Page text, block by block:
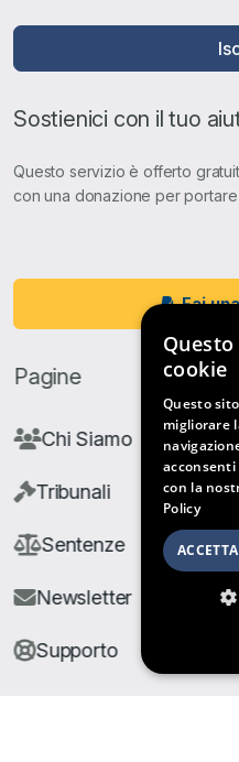
Sostienici con il tuo
Questo servizio è offerto
con una donazione per
Fai
Pagine
Chi Siamo
Tribunali
Sentenze
Newsletter
Supporto
cookie
Questo
migliorare
con la
Policy